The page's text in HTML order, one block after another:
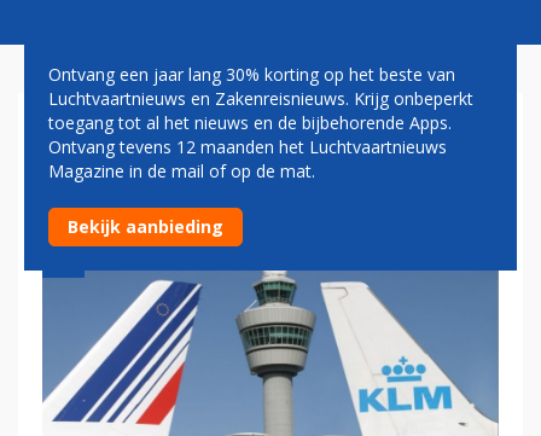
STAKINGEN DRUKKEN
RESULTAAT AIR FRANCE-KLM
Ontvang een jaar lang 30% korting op het beste van
Luchtvaartnieuws en Zakenreisnieuws. Krijg onbeperkt
toegang tot al het nieuws en de bijbehorende Apps.
Ontvang tevens 12 maanden het Luchtvaartnieuws
Magazine in de mail of op de mat.
Bekijk aanbieding